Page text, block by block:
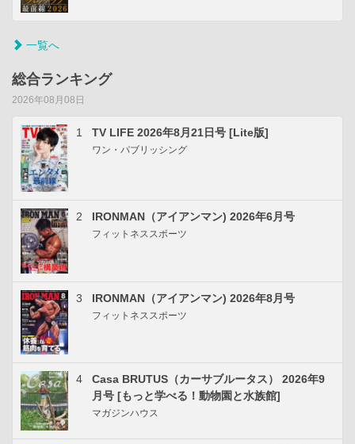
一覧へ
総合ランキング
2026年08月08日
1 TV LIFE 2026年8月21日号 [Lite版]
ワン・パブリッシング
2 IRONMAN（アイアンマン) 2026年6月号
フィットネススポーツ
3 IRONMAN（アイアンマン) 2026年8月号
フィットネススポーツ
4
Casa BRUTUS（カーサブルータス） 2026年9
月号 [もっと学べる！動物園と水族館]
マガジンハウス